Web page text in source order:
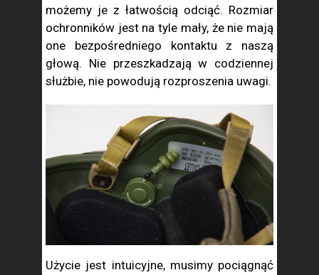
możemy je z łatwością odciąć. Rozmiar
ochronników jest na tyle mały, że nie mają
one bezpośredniego kontaktu z naszą
głową. Nie przeszkadzają w codziennej
służbie, nie powodują rozproszenia uwagi.
Użycie jest intuicyjne, musimy pociągnąć